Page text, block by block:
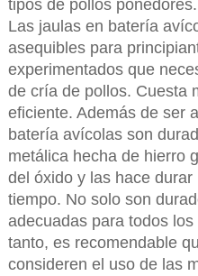
tipos de pollos ponedores.
Las jaulas en batería
asequibles para
experimentados que
de cría de pollos. Cuesta
eficiente. Además de ser
batería avícolas son
metálica hecha de hierro
del óxido y las hace
tiempo. No solo son
adecuadas para todos
tanto, es recomendable
consideren el uso de las